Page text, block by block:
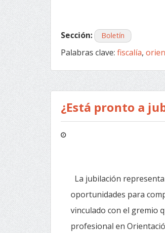
Sección: Boletín
Palabras clave: fiscalía,
¿Está pronto a
La jubilación
oportunidades para
vinculado con el gremio
profesional en